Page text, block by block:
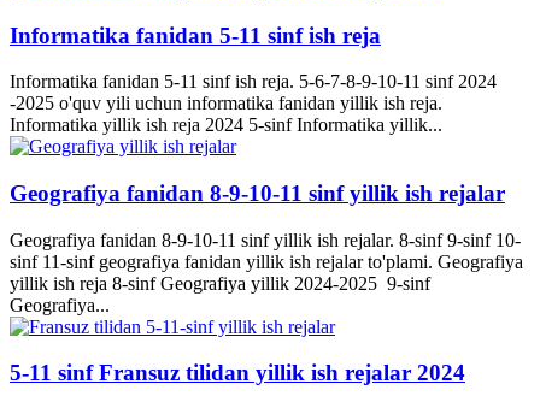
Informatika fanidan 5-11 sinf ish reja
Informatika fanidan 5-11 sinf ish reja. 5-6-7-8-9-10-11 sinf 2024
-2025 o'quv yili uchun informatika fanidan yillik ish reja.
Informatika yillik ish reja 2024 5-sinf Informatika yillik...
Geografiya fanidan 8-9-10-11 sinf yillik ish rejalar
Geografiya fanidan 8-9-10-11 sinf yillik ish rejalar. 8-sinf 9-sinf 10-
sinf 11-sinf geografiya fanidan yillik ish rejalar to'plami. Geografiya
yillik ish reja 8-sinf Geografiya yillik 2024-2025 9-sinf
Geografiya...
5-11 sinf Fransuz tilidan yillik ish rejalar 2024